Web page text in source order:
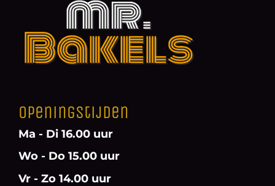
Openingstijden
Ma - Di 16.00 uur
Wo - Do 15.00 uur
Vr - Zo 14.00 uur